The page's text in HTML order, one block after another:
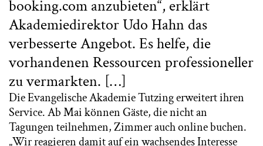
booking.com anzubieten“, erklärt
Akademiedirektor Udo Hahn das
verbesserte Angebot. Es helfe, die
vorhandenen Ressourcen professioneller
zu vermarkten. […]
Die Evangelische Akademie Tutzing erweitert ihren
Service. Ab Mai können Gäste, die nicht an
Tagungen teilnehmen, Zimmer auch online buchen.
„Wir reagieren damit auf ein wachsendes Interesse